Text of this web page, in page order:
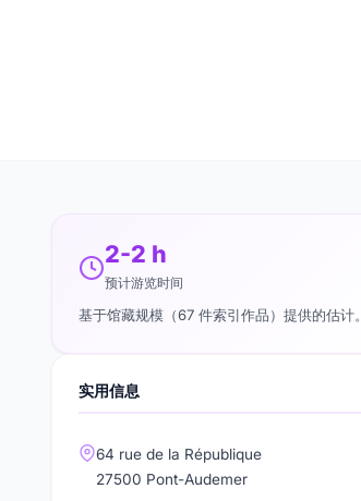
2-2 h
预计游览时间
基于馆藏规模（67 件索引作品）提供的估计。
实用信息
64 rue de la République
27500 Pont-Audemer